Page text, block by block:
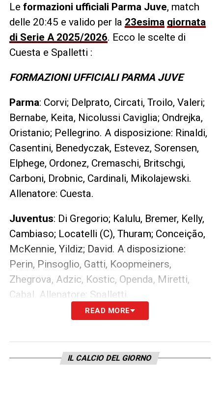
Le formazioni ufficiali Parma Juve, match
delle 20:45 e valido per la 23esima giornata
di Serie A 2025/2026. Ecco le scelte di
Cuesta e Spalletti :
FORMAZIONI UFFICIALI PARMA JUVE
Parma: Corvi; Delprato, Circati, Troilo, Valeri;
Bernabe, Keita, Nicolussi Caviglia; Ondrejka,
Oristanio; Pellegrino. A disposizione: Rinaldi,
Casentini, Benedyczak, Estevez, Sorensen,
Elphege, Ordonez, Cremaschi, Britschgi,
Carboni, Drobnic, Cardinali, Mikolajewski.
Allenatore: Cuesta.
Juventus: Di Gregorio; Kalulu, Bremer, Kelly,
Cambiaso; Locatelli (C), Thuram; Conceição,
McKennie, Yildiz; David. A disposizione:
Perin, Pinsoglio, Gatti, Koopmeiners,
Zhegrova, Adzic, Kostic, Openda, Miretti,
Cabal. Allenatore: Spalletti.
LEGGI ANCHE –Ultime Notizie Serie A:
campionato italiano
READ MORE
IL CALCIO DEL GIORNO